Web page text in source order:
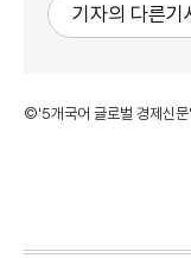
기자의 다른기
©'5개국어 글로벌 경제신문'